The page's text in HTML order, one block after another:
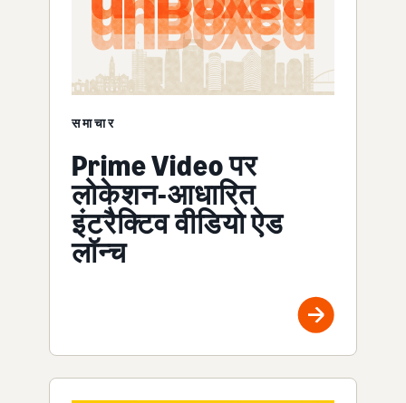
समाचार
Prime Video पर
लोकेशन-आधारित
इंटरैक्टिव वीडियो ऐड
लॉन्च